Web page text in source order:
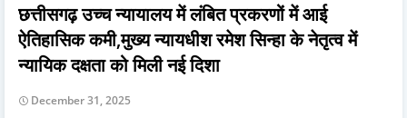
छत्तीसगढ़ उच्च न्यायालय में लंबित प्रकरणों में आई
ऐतिहासिक कमी,मुख्य न्यायधीश रमेश सिन्हा के नेतृत्व में
न्यायिक दक्षता को मिली नई दिशा
December 31, 2025